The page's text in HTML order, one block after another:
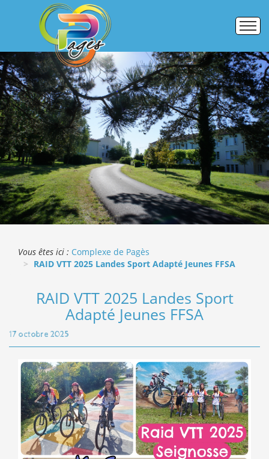
Accueil
Établissements
Pôle formation
Activités commerciales
Galerie photos
ERASMUS +
Vous êtes ici : Complexe de Pagès
RAID VTT 2025 Landes Sport Adapté Jeunes FFSA
RAID VTT 2025 Landes Sport
Adapté Jeunes FFSA
17 octobre 2025